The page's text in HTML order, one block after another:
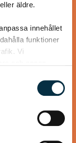
äldre.
innehållet
funktioner
Vi
med.
med annan
som de har